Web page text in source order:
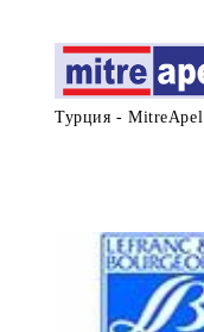
Турция - MitreApel